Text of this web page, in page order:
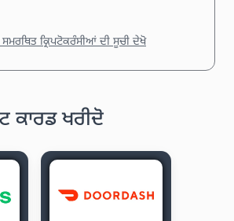
ਕ੍ਰਿਪਟੋਕਰੰਸੀਆਂ ਦੀ ਸੂਚੀ ਦੇਖੋ
ਕਾਰਡ ਖਰੀਦੋ